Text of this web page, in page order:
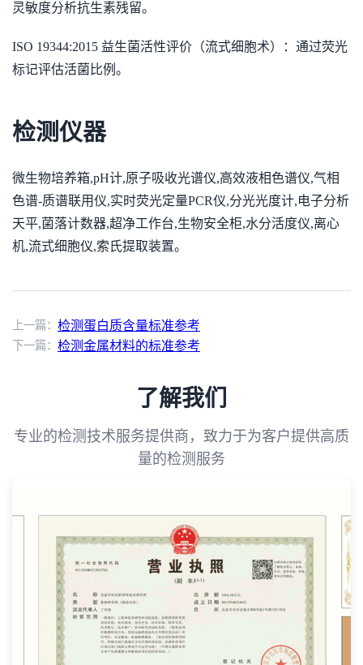
灵敏度分析抗生素残留。
ISO 19344:2015 益生菌活性评价（流式细胞术）：通过荧光
标记评估活菌比例。
检测仪器
微生物培养箱,pH计,原子吸收光谱仪,高效液相色谱仪,气相
色谱-质谱联用仪,实时荧光定量PCR仪,分光光度计,电子分析
天平,菌落计数器,超净工作台,生物安全柜,水分活度仪,离心
机,流式细胞仪,索氏提取装置。
上一篇： 检测蛋白质含量标准参考
下一篇： 检测金属材料的标准参考
了解我们
专业的检测技术服务提供商，致力于为客户提供高质
量的检测服务